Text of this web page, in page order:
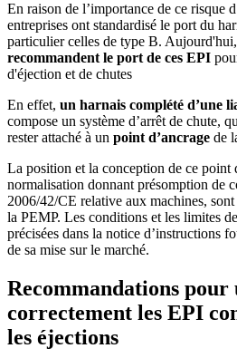
En raison de l’importance de ce risque
entreprises ont standardisé le port du
particulier celles de type B. Aujourd'hui,
recommandent le port de ces EPI
d'éjection et de chutes
En effet, un harnais complété d’une
compose un système d’arrêt de chute,
rester attaché à un point d’ancrage de
La position et la conception de ce point
normalisation donnant présomption de
2006/42/CE relative aux machines,
la PEMP. Les conditions et les limites
précisées dans la notice d’instructions
de sa mise sur le marché.
Recommandations
correctement les EPI
les éjections